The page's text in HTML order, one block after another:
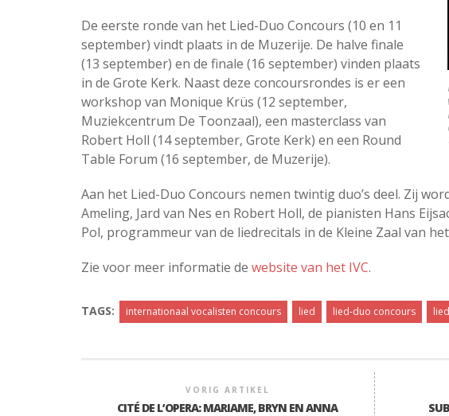
De eerste ronde van het Lied-Duo Concours (10 en 11
september) vindt plaats in de Muzerije. De halve finale
(13 september) en de finale (16 september) vinden plaats
in de Grote Kerk. Naast deze concoursrondes is er een
workshop van Monique Krüs (12 september,
Muziekcentrum De Toonzaal), een masterclass van
Robert Holl (14 september, Grote Kerk) en een Round
Table Forum (16 september, de Muzerije).
Aan het Lied-Duo Concours nemen twintig duo’s deel. Zij
Ameling, Jard van Nes en Robert Holl, de pianisten Hans
Pol, programmeur van de liedrecitals in de Kleine Zaal van
Zie voor meer informatie de website van het IVC.
TAGS: internationaal vocalisten concours lied lied-duo concours
VORIG ARTIKEL
CITÉ DE L’OPERA: MARIAME, BRYN EN ANNA